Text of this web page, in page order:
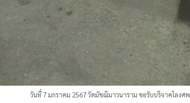
วันที่ 7 มกราคม 2567 วัดมัชฌิมาวนาราม ขอรับบริจาคโลงศพ